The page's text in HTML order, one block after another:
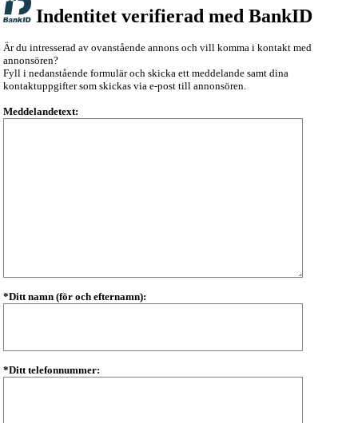
Indentitet verifierad med BankID
Är du intresserad av ovanstående annons och vill komma i kontakt med
annonsören?
Fyll i nedanstående formulär och skicka ett meddelande samt dina
kontaktuppgifter som skickas via e-post till annonsören.
Meddelandetext:
*Ditt namn (för och efternamn):
*Ditt telefonnummer: